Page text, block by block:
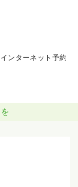
インターネット予約